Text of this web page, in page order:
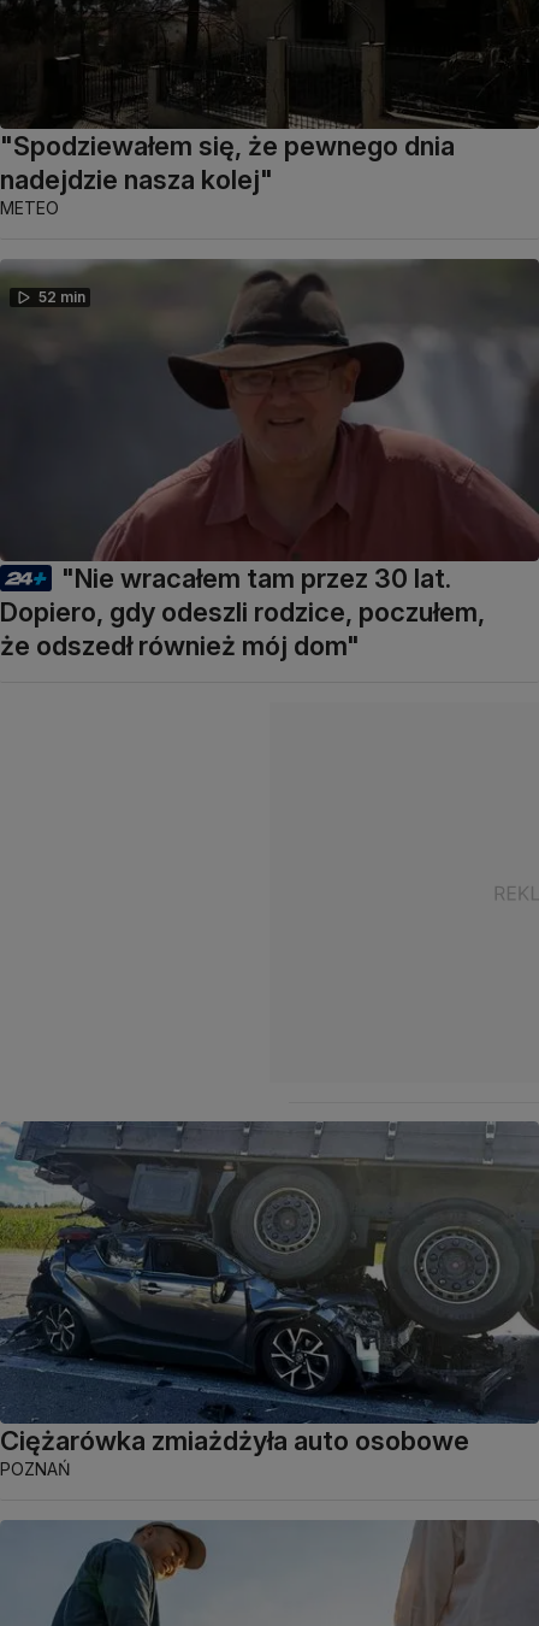
"Spodziewałem się, że pewnego dnia
nadejdzie nasza kolej"
METEO
52 min
"Nie wracałem tam przez 30 lat.
Dopiero, gdy odeszli rodzice, poczułem,
że odszedł również mój dom"
Ciężarówka zmiażdżyła auto osobowe
POZNAŃ